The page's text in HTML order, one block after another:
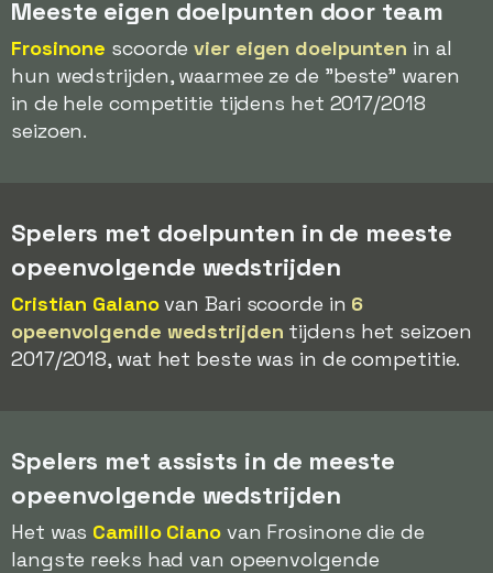
Meeste eigen doelpunten door team
Frosinone scoordevier eigen doelpunten in al
hun wedstrijden, waarmee ze de "beste" waren
in de hele competitie tijdens het 2017/2018
seizoen.
Spelers met doelpunten in de meeste
opeenvolgende wedstrijden
Cristian Galanovan Bari scoorde in 6
opeenvolgende wedstrijden tijdens het seizoen
2017/2018, wat het beste was in de competitie.
Spelers met assists in de meeste
opeenvolgende wedstrijden
Het was Camillo Cianovan Frosinone die de
langste reeks had van opeenvolgende